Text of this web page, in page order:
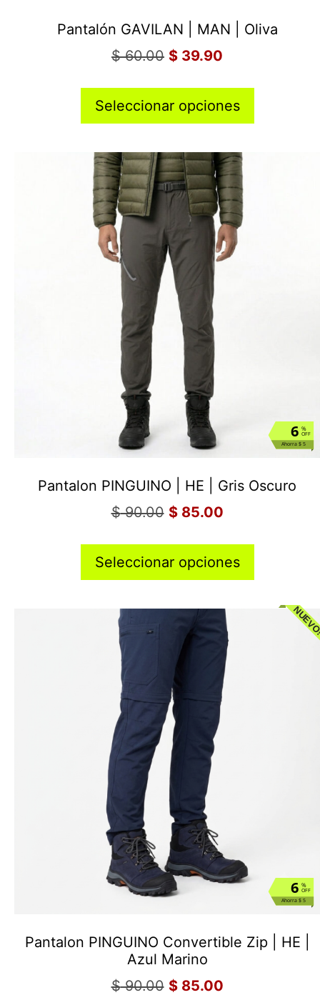
Pantalón GAVILAN | MAN | Oliva
$60.00 $ 39.90
Seleccionar opciones
%
OFF
6
Ahorra $ 5
Pantalon PINGUINO | HE | Gris Oscuro
$90.00 $85.00
Seleccionar opciones
%
OFF
6
Ahorra $ 5
Pantalon PINGUINO Convertible Zip | HE |
Azul Marino
$90.00 $85.00